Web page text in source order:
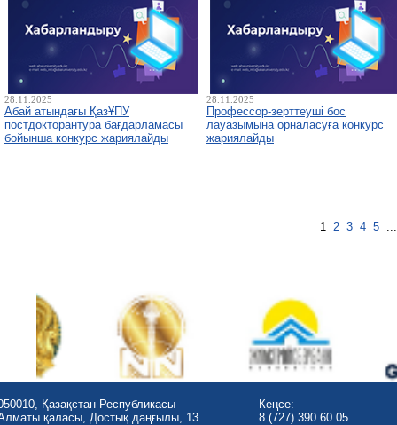
28.11.2025
Абай атындағы ҚазҰПУ
постдокторантура бағдарламасы
бойынша конкурс жариялайды
28.11.2025
Профессор-зерттеуші бос
лауазымына орналасуға конкурс
жариялайды
1 2 3 4 5
Қазақстан Республикасы
қаласы, Достық даңғылы, 13
Кеңсе:
8 (727) 390 60 05